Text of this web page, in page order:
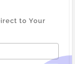
to Your